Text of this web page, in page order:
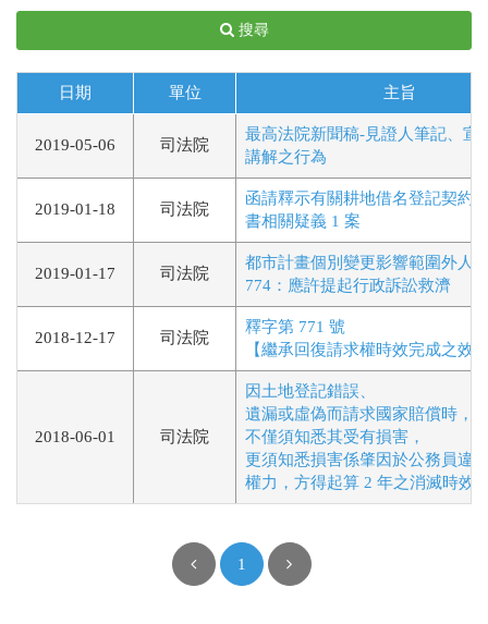
搜尋
日期 單位 主旨
2019-05-06 司法院
最高法院新聞稿-見證人筆記、宣
講解之行為
2019-01-18 司法院
函請釋示有關耕地借名登記契約
書相關疑義 1 案
2019-01-17 司法院
都市計畫個別變更影響範圍外人
774：應許提起行政訴訟救濟
2018-12-17 司法院
釋字第 771 號
【繼承回復請求權時效完成之效
2018-06-01 司法院
因土地登記錯誤、
遺漏或虛偽而請求國家賠償時，
不僅須知悉其受有損害，
更須知悉損害係肇因於公務員違
權力，方得起算 2 年之消滅時效
1